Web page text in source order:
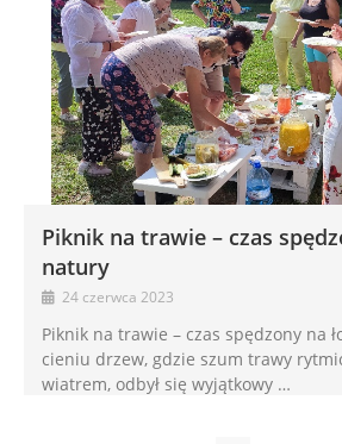
Piknik na trawie – czas
natury
24 czerwca 2023
Piknik na trawie – czas spędzony na
cieniu drzew, gdzie szum trawy
wiatrem, odbył się wyjątkowy …